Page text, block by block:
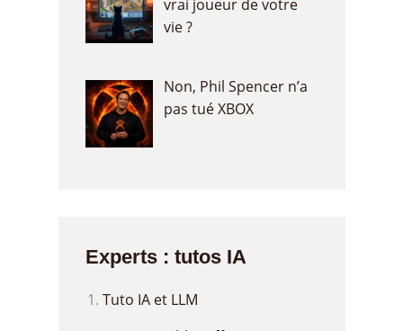
vrai joueur de votre
vie ?
Non, Phil Spencer n’a
pas tué XBOX
Experts : tutos IA
Tuto IA et LLM